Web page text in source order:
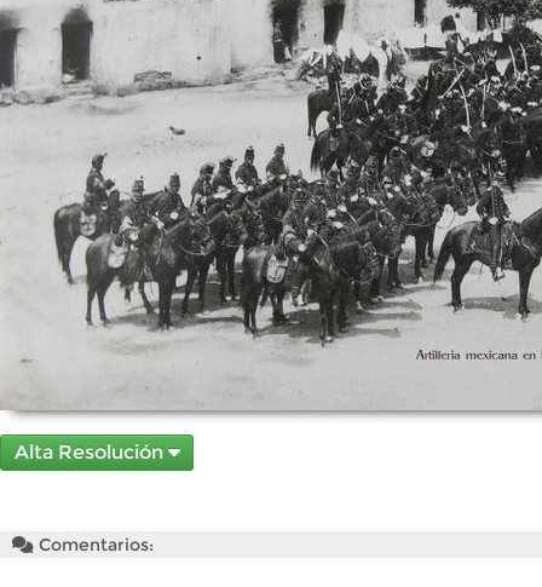
Alta Resolución
Comentarios: